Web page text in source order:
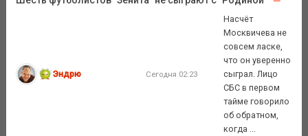
Эндрю Сегодня 02:23
Насчёт
Москвичева не
совсем ласке,
что он уверенно
сыграл. Лицо
СБС в первом
тайме говорило
об обратном,
когда ...